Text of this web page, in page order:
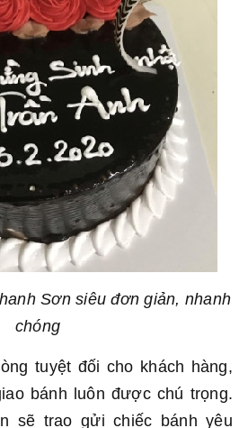
Sơn siêu đơn giản, nhanh
chóng
tuyệt đối cho khách hàng,
bánh luôn được chú trọng.
sẽ trao gửi chiếc bánh yêu